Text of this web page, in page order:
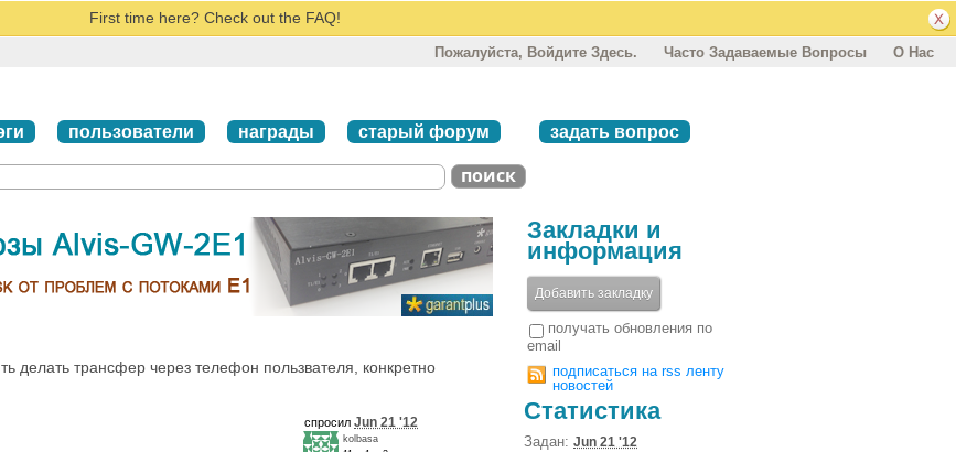
First time here? Check out the FAQ!
Пожалуйста, Войдите Здесь. Часто Задаваемые Вопросы О Нас
пользователи награды старый форум задать вопрос
делать трансфер через телефон пользвателя, конкретно
спросил Jun 21 '12
kolbasa
Закладки и
информация
Добавить закладку
получать обновления по
email
подписаться на rss ленту
новостей
Статистика
Задан: Jun 21 '12